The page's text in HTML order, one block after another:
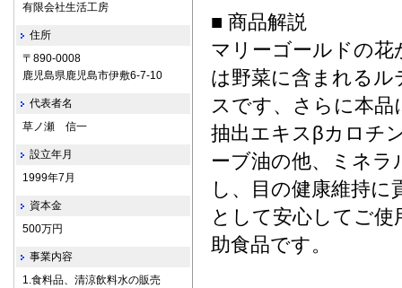
■ 商品解説
マリーゴールドの
は野菜に含まれる
スです、さらに本
抽出エキスβカロチ
ーブ油の他、ミネ
し、目の健康維持に
として安心してご
助食品です。
有限会社生活工房
住所
〒890-0008
鹿児島県鹿児島市伊敷6-7-10
代表者名
草ノ瀬 信一
設立年月
1999年7月
資本金
500万円
事業内容
1.食料品、清涼飲料水の販売